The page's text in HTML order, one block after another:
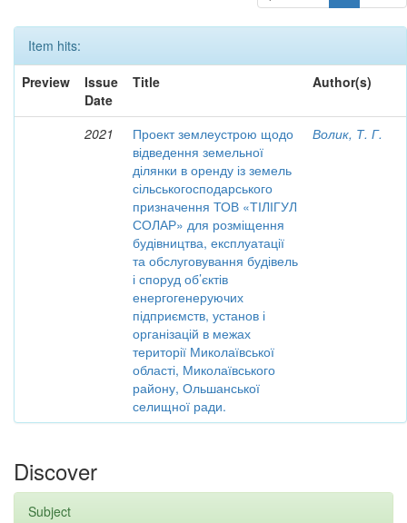
Item hits:
Preview
Issue
Date
Title Author(s)
2021
Проект землеустрою щодо
відведення земельної
ділянки в оренду із земель
сільськогосподарського
призначення ТОВ «ТІЛІГУЛ
СОЛАР» для розміщення
будівництва, експлуатації
та обслуговування будівель
і споруд об’єктів
енергогенеруючих
підприємств, установ і
організацій в межах
території Миколаївської
області, Миколаївського
району, Ольшанської
селищної ради.
Волик, Т. Г.
Discover
Subject